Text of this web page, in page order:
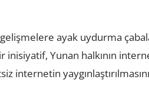
ayak uydurma
bir inisiyatif, Yunan halkının
internetin